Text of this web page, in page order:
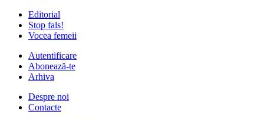
Editorial
Stop fals!
Vocea femeii
Autentificare
Abonează-te
Arhiva
Despre noi
Contacte